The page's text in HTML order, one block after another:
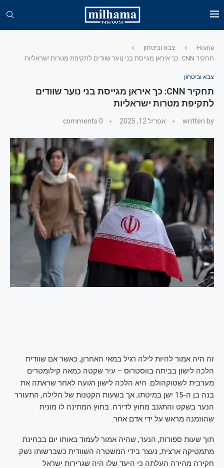
Home
צבא וביטחון
תחקיר CNN: כך איראן מגייסת בני נוער שוודים לתקיפת מטרות ישראליות
צבא וביטחון
תחקיר CNN: כך איראן מגייסת בני נוער שוודים
לתקיפת מטרות ישראליות
written by אפריל 12, 2025 0 comments
זה היה אמור להיות לילה רגיל במאי האחרון, כאשר אם שוודית
הלכה לישון בביתה בווסטרוס – עיר שקטה כמאה קילומטרים
מערבית לשטוקהולם. היא הלכה לישון רגועה לאחר שראתה את
בנה בן ה-15 ישן במיטתו, אך בשעות הקטנות של הלילה, התעורר
הנער בשקט והתגנב מחוץ לדירה. בחוץ המתינה לו מונית
שהוזמנה מראש על ידי אדם אחר.
תוך שעות ספורות, הנער, שהיה אמור לעמוד באותו יום בבחינת
מתמטיקה ארצית, נעצר בידי המשטרה השוודית כשברשותו נשק.
חקירה מהירה העלתה כי היעד שלו היה שגרירות ישראל